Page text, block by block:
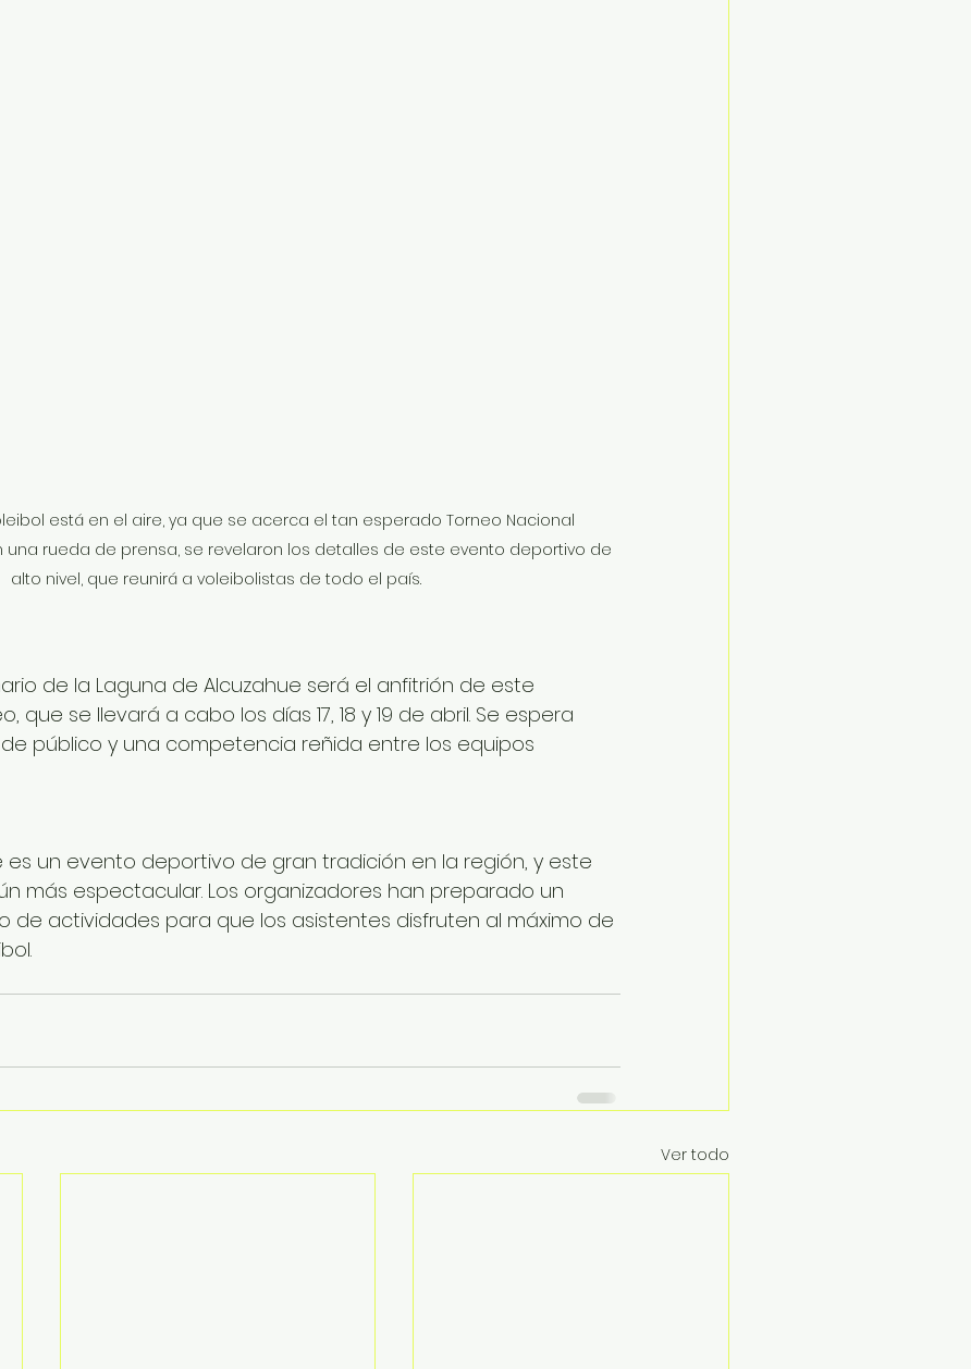
está en el aire, ya que se acerca el tan esperado Torneo Nacional
una rueda de prensa, se revelaron los detalles de este evento deportivo de
alto nivel, que reunirá a voleibolistas de todo el país.
de la Laguna de Alcuzahue será el anfitrión de este
que se llevará a cabo los días 17, 18 y 19 de abril. Se espera
público y una competencia reñida entre los equipos
es un evento deportivo de gran tradición en la región, y este
más espectacular. Los organizadores han preparado un
de actividades para que los asistentes disfruten al máximo de
Ver todo